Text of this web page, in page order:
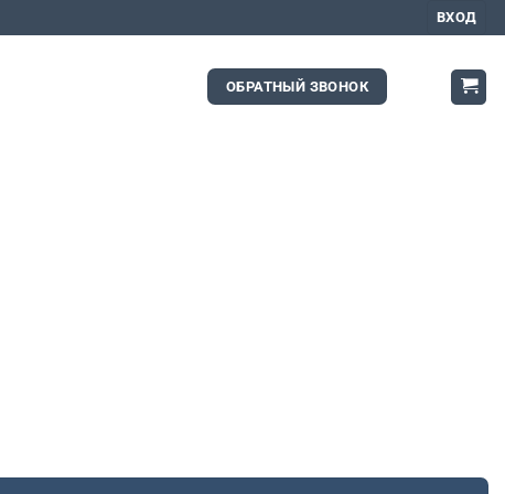
ВХОД
ОБРАТНЫЙ ЗВОНОК